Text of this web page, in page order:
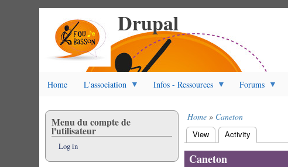
Drupal
Home L'association Infos - Ressources Forums
Breadcrumb
Home Caneton
Primary
tabs
View Activity
Caneton
Menu du compte de
l'utilisateur
Log in